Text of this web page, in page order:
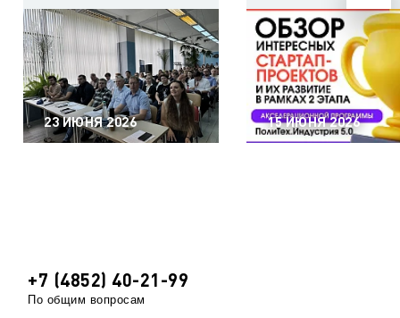
23 ИЮНЯ 2026 15 ИЮНЯ 2026
+7 (4852) 40-21-99
По общим вопросам